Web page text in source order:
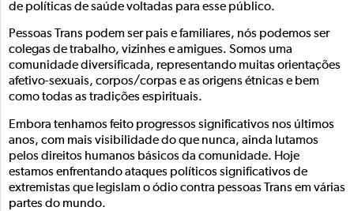
de políticas de saúde voltadas para esse público.
Pessoas Trans podem ser pais e familiares, nós podemos ser
colegas de trabalho, vizinhes e amigues. Somos uma
comunidade diversificada, representando muitas orientações
afetivo-sexuais, corpos/corpas e as origens étnicas e bem
como todas as tradições espirituais.
Embora tenhamos feito progressos significativos nos últimos
anos, com mais visibilidade do que nunca, ainda lutamos
pelos direitos humanos básicos da comunidade. Hoje
estamos enfrentando ataques políticos significativos de
extremistas que legislam o ódio contra pessoas Trans em várias
partes do mundo.